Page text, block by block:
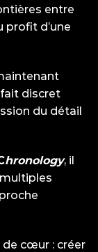
entre
profit d’une
discret
du détail
hronology, il
de cœur : créer